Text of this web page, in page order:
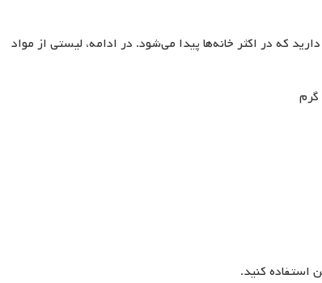
که در اکثر خانه‌ها پیدا می‌شود. در ادامه، لیستی از مواد
استفاده کنید.